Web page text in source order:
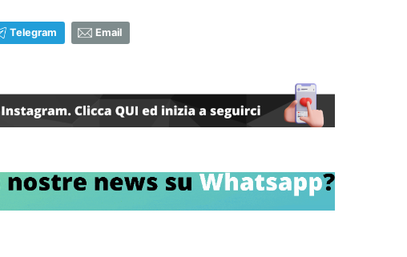
Telegram Email